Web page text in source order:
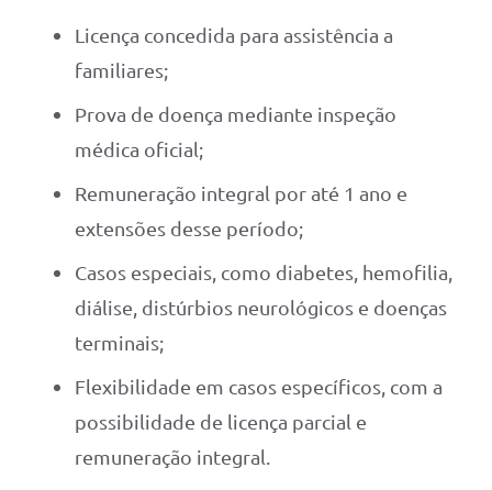
Licença concedida para assistência a
familiares;
Prova de doença mediante inspeção
médica oficial;
Remuneração integral por até 1 ano e
extensões desse período;
Casos especiais, como diabetes, hemofilia,
diálise, distúrbios neurológicos e doenças
terminais;
Flexibilidade em casos específicos, com a
possibilidade de licença parcial e
remuneração integral.